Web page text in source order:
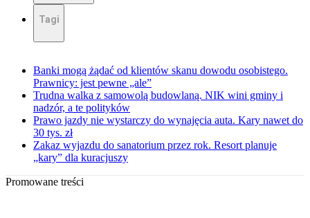
Tagi
Banki mogą żądać od klientów skanu dowodu osobistego.
Prawnicy: jest pewne „ale”
Trudna walka z samowolą budowlaną. NIK wini gminy i
nadzór, a te polityków
Prawo jazdy nie wystarczy do wynajęcia auta. Kary nawet do
30 tys. zł
Zakaz wyjazdu do sanatorium przez rok. Resort planuje
„kary” dla kuracjuszy
Promowane treści